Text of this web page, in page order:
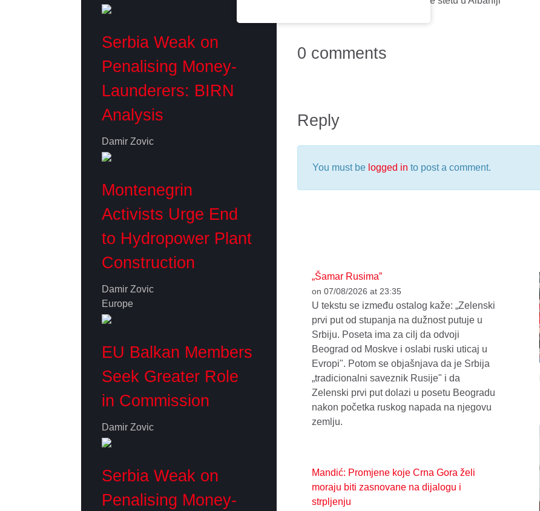
Serbia Weak on
Penalising Money-
Launderers: BIRN
Analysis
Damir Zovic
Montenegrin
Activists Urge End
to Hydropower Plant
Construction
Damir Zovic
Europe
EU Balkan Members
Seek Greater Role
in Commission
Damir Zovic
Serbia Weak on
Penalising Money-
0 comments
Reply
You must be logged in to post a comment.
„Šamar Rusima”
on 07/08/2026 at 23:35
U tekstu se između ostalog kaže: „Zelenski
prvi put od stupanja na dužnost putuje u
Srbiju. Poseta ima za cilj da odvoji
Beograd od Moskve i oslabi ruski uticaj u
Evropi". Potom se objašnjava da je Srbija
„tradicionalni saveznik Rusije" i da
Zelenski prvi put dolazi u posetu Beogradu
nakon početka ruskog napada na njegovu
zemlju.
Mandić: Promjene koje Crna Gora želi
moraju biti zasnovane na dijalogu i
strpljenju